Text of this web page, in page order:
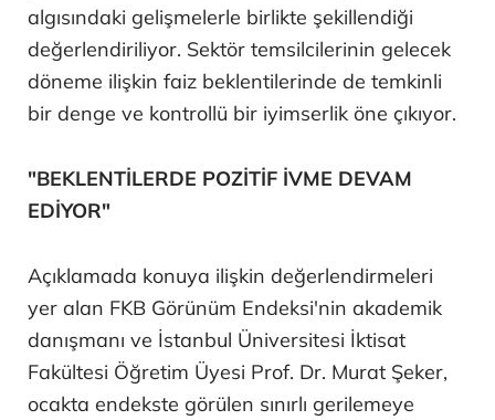
algısındaki gelişmelerle birlikte şekillendiği
değerlendiriliyor. Sektör temsilcilerinin gelecek
döneme ilişkin faiz beklentilerinde de temkinli
bir denge ve kontrollü bir iyimserlik öne çıkıyor.
"BEKLENTİLERDE POZİTİF İVME DEVAM
EDİYOR"
Açıklamada konuya ilişkin değerlendirmeleri
yer alan FKB Görünüm Endeksi'nin akademik
danışmanı ve İstanbul Üniversitesi İktisat
Fakültesi Öğretim Üyesi Prof. Dr. Murat Şeker,
ocakta endekste görülen sınırlı gerilemeye